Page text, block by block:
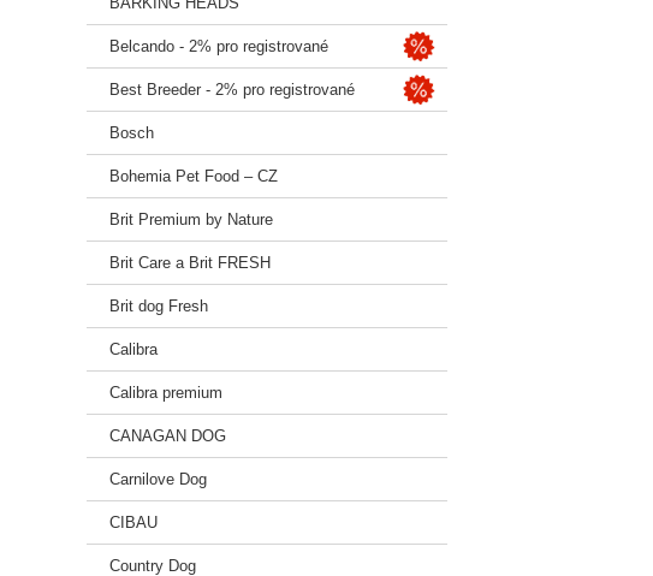
Belcando - 2% pro registrované
Best Breeder - 2% pro registrované
Bosch
Bohemia Pet Food – CZ
Brit Premium by Nature
Brit Care a Brit FRESH
Brit dog Fresh
Calibra
Calibra premium
CANAGAN DOG
Carnilove Dog
CIBAU
Country Dog